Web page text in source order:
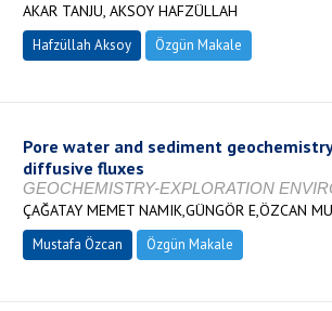
AKAR TANJU, AKSOY HAFZÜLLAH
Hafzüllah Aksoy Özgün Makale
Pore water and sediment
diffusive fluxes
GEOCHEMISTRY-EXPLORATION
ÇAĞATAY MEMET NAMIK,GÜNGÖR E,ÖZCAN
Mustafa Özcan Özgün Makale